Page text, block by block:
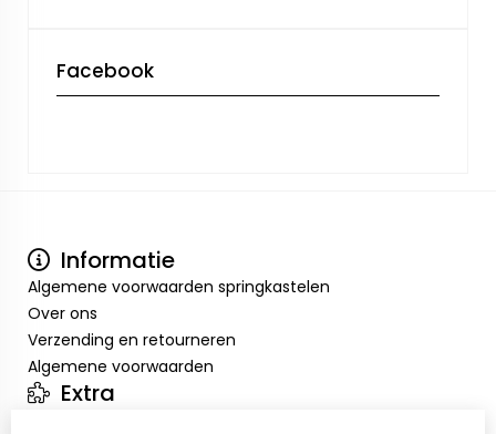
Facebook
Informatie
Algemene voorwaarden springkastelen
Over ons
Verzending en retourneren
Algemene voorwaarden
Extra